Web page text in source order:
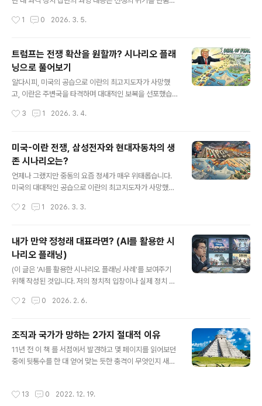
지혜를 발휘해야 합니다.“2026년에 미국-이란 전쟁, AI
대화하려고 틈새를 노리는 러시아와 중국의 직간접적인 개
예전과 달리 보이는 소극적인 협조 태도(트럼프가 자초한
일)까지 복잡하게 얽히면서, 현재 글로벌 경제가 마주한 불
확실성은 그 어느 때보다 거대합니다.특히 글로벌 공급망
(SCM)에 의존하며, 유가와 직결된 원자재 비용, 그리고 전
세계 소비자의 실물 경제 심리에 극도로 민감한 '가전 산
겠죠. 오늘은 가전업체 입장에서 “금년에 미국-이란 전쟁
1 0 2026. 3. 5.
트럼프는 전쟁 확산을 원할까? 시나리오 플래
닝으로 풀어보기
알다시피, 미국의 공습으로 이란의 최고지도자가 사망했
고, 이란은 주변국을 타격하며 대대적인 보복을 선포했습
리는 자칫 인류의 재앙이 될 수도 있는 '와일드카드(Wild
이, 프리모템(Pre-Mortem) 방식으로 이 와일드카드의
경로를 역추적하여 시나리오를 도출하면 그 공포는 명확해
집니다. 현재 벌어지는 보복전이 이란 혁명수비대의 권력
장악과 핵무기 완성 선언이라는 '1단계 사건'으로 번지고,
이것이 미 항모 격침이나 호르무즈 해협 봉쇄, 러시아·중국
이 이란 본토를 전면 침공하며 '제3차 세계대전'이라는 파
3 1 2026. 3. 4.
미국-이란 전쟁, 삼성전자와 현대자동차의 생
존 시나리오는?
언제나 그랬지만 중동의 요즘 정세가 매우 위태롭습니다.
미국의 대대적인 공습으로 이란의 최고지도자가 사망했고,
여기에 트럼프 미 행정부 특유의 예측 불가능한 강경 기조
렇게 극단적으로 불확실한 상황에서 "저러다 말겠지. 곧 끝
나겠지"라는 낙관적인 전망에 기대서는 절대로 안 됩니다.
주변 사람들이 "왜 상황을 나쁘게만 보려고 해?"라고 하더
라도, 절대 일어나서는 안 될 최악의 파국을 기정사실화하
는 전략적 습관을 가져야 하죠. 그리고 최악의 파국을 역추
m)' 방식의 시나리오 플래닝을 수행해야 합니다.지금 우리
2 1 2026. 3. 3.
내가 만약 정청래 대표라면? (AI를 활용한 시
나리오 플래닝)
(이 글은 'AI를 활용한 시나리오 플래닝 사례'를 보여주기
위해 작성된 것입니다. 저의 정치적 입장이나 실제 정치 상
와 저의 협업으로 진행됐습니다. 시나리오 플래닝 소요시
급박하게 돌아가고 있다. 이 와중에 정청래 대표는 조국혁
신당과의 합당 카드를 갑작스레 띄웠다. 뜬금없고 절차를
생략한 그의 제안에 민주당 내에서 강한 반발이 나오고 정
청래 대표의 리더십이 흔들리는 형국이다. 이럴 때 내가 정
닝을 해야 한다고 말할 것이다. 시나리오 플래닝이야말로
2 0 2026. 2. 6.
조직과 국가가 망하는 2가지 절대적 이유
11년 전 이 책 를 서점에서 발견하고 몇 페이지를 읽어보던
중에 뒷통수를 한 대 얻어 맞는 듯한 충격이 무엇인지 새삼
를 설명하면서 인간의 진화가 문명의 속도를 따라잡지 못
13 0 2022. 12. 19.